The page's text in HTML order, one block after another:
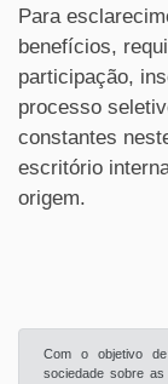
Para
benefícios,
participação,
processo
constantes
escritório
origem.
Com o objetivo
sociedade sobre